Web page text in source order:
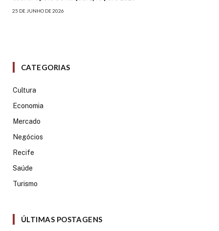
25 DE JUNHO DE 2026
CATEGORIAS
Cultura
Economia
Mercado
Negócios
Recife
Saúde
Turismo
ÚLTIMAS POSTAGENS